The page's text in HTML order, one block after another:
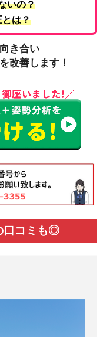
いの？
とは？
き合い
改善します！
口コミも◎